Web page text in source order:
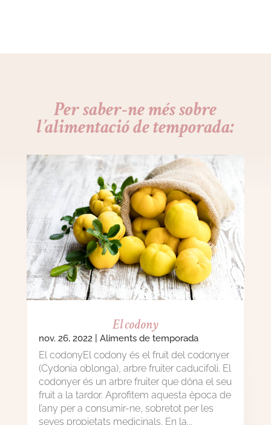
Per saber-ne més sobre
l’alimentació de temporada:
El codony
nov. 26, 2022| Aliments de temporada
El codonyEl codony és el fruit del codonyer
(Cydonia oblonga), arbre fruiter caducifoli. El
codonyer és un arbre fruiter que dóna el seu
fruit a la tardor. Aprofitem aquesta època de
l’any per a consumir-ne, sobretot per les
seves propietats medicinals. En la...